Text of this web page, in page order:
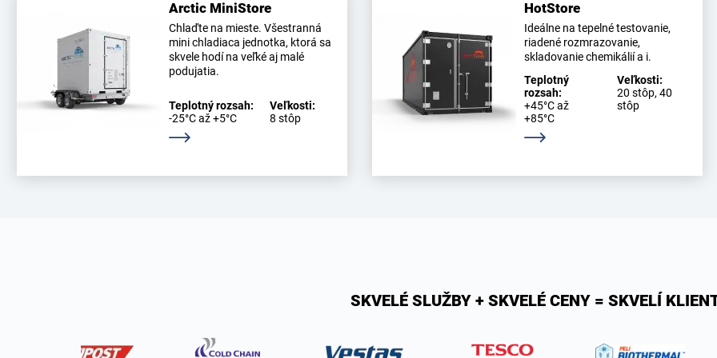
Arctic MiniStore
Chlaďte na mieste. Všestranná
mini chladiaca jednotka, ktorá sa
skvele hodí na veľké aj malé
podujatia.
Teplotný rozsah:
-25°C až +5°C
Veľkosti:
8 stôp
Zistite viac
HotStore
Ideálne na tepelné testovanie,
riadené rozmrazovanie,
skladovanie chemikálií a i.
Teplotný
rozsah:
+45°C až
+85°C
Veľkosti:
20 stôp, 40
stôp
Zistite viac
SKVELÉ SLUŽBY + SKVELÉ CENY = SKVELÍ